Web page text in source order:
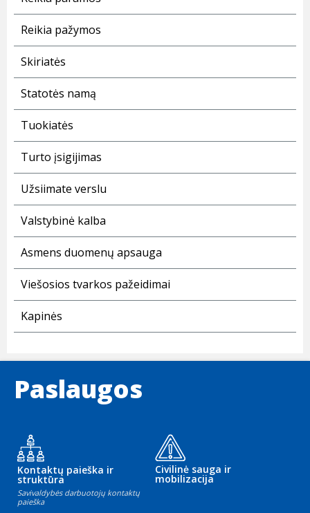
Reikia pažymos
Skiriatės
Statotės namą
Tuokiatės
Turto įsigijimas
Užsiimate verslu
Valstybinė kalba
Asmens duomenų apsauga
Viešosios tvarkos pažeidimai
Kapinės
Paslaugos
Kontaktų paieška ir
struktūra
Savivaldybės darbuotojų kontaktų
paieška
Civilinė sauga ir
mobilizacija